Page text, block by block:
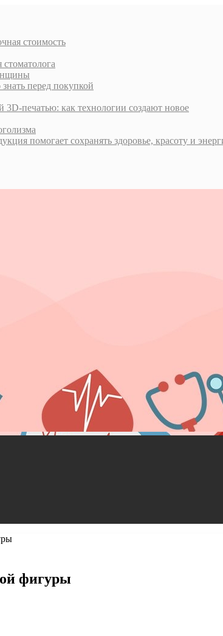
стоимость
перед покупкой
печатью: как технологии создают новое
помогает сохранять здоровье, красоту и
фигуры